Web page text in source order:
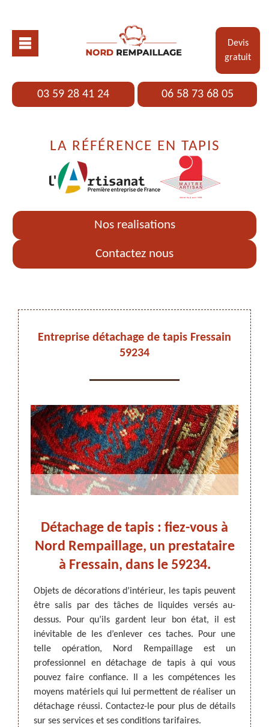
Devis
gratuit
03 59 28 41 24 06 58 73 68 05
LA RÉFÉRENCE EN TAPIS
Nos realisations
Contactez nous
ARTISAN DEZITTER , REMPAILLAGE -
CANNAGE - RECOLLAGE, 59 NORD
Entreprise détachage de tapis Fressain
59234
à
tapis
de
pas.
faire
tapis
des
de
Détachage de tapis : fiez-vous à
Nord Rempaillage, un prestataire
à Fressain, dans le 59234.
Objets de décorations d’intérieur, les tapis peuvent
être salis par des tâches de liquides versés au-
dessus. Pour qu’ils gardent leur bon état, il est
inévitable de les d’enlever ces taches. Pour une
telle opération, Nord Rempaillage est un
professionnel en détachage de tapis à qui vous
pouvez faire confiance. Il a les compétences les
moyens matériels qui lui permettent de réaliser un
détachage réussi. Contactez-le pour plus de détails
sur ses services et ses conditions tarifaires.
Le
suit e
Pour
dans
est